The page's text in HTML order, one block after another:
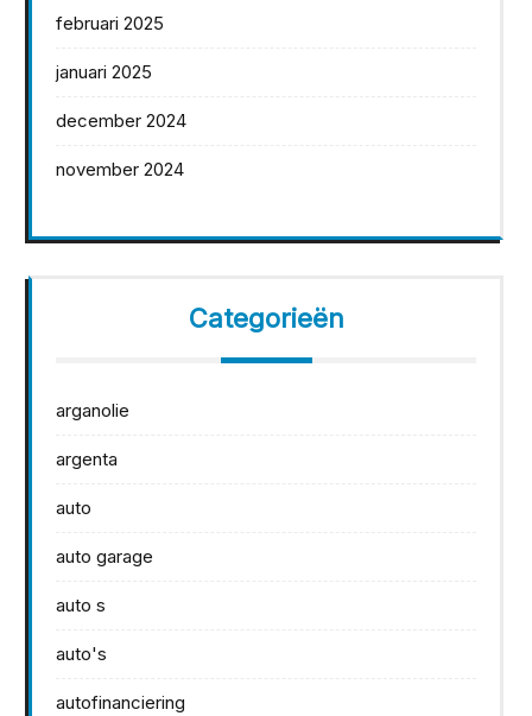
februari 2025
januari 2025
december 2024
november 2024
Categorieën
arganolie
argenta
auto
auto garage
auto s
auto's
autofinanciering